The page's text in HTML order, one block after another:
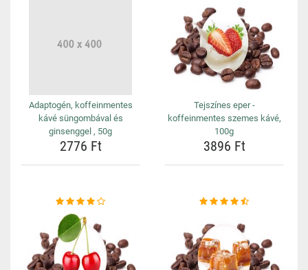
Adaptogén, koffeinmentes
kávé süngombával és
ginsenggel , 50g
2776 Ft
Tejszínes eper -
koffeinmentes szemes kávé,
100g
3896 Ft